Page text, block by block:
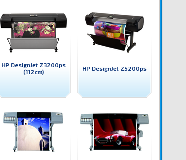
HP DesignJet Z3200ps
(112cm)
HP DesignJet Z5200ps